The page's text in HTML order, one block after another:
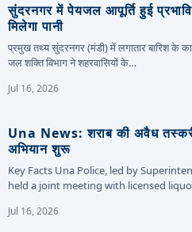
सुंदरनगर में पेयजल आपूर्ति हुई
मिलेगा पानी
प्रमुख तथ्य सुंदरनगर (मंडी) में लगातार बारिश के
जल शक्ति विभाग ने शहरवासियों के…
Jul 16, 2026
Una News: शराब की अवैध
अभियान शुरू
Key Facts Una Police, led by
held a joint meeting with licensed
Jul 16, 2026